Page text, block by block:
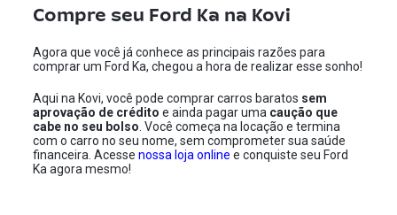
Compre seu Ford Ka na Kovi
Agora que você já conhece as principais razões para
comprar um Ford Ka, chegou a hora de realizar esse sonho!
Aqui na Kovi, você pode comprar carros baratos sem
aprovação de crédito e ainda pagar uma caução que
cabe no seu bolso . Você começa na locação e termina
com o carro no seu nome, sem comprometer sua saúde
financeira. Acessenossa loja online e conquiste seu Ford
Ka agora mesmo!